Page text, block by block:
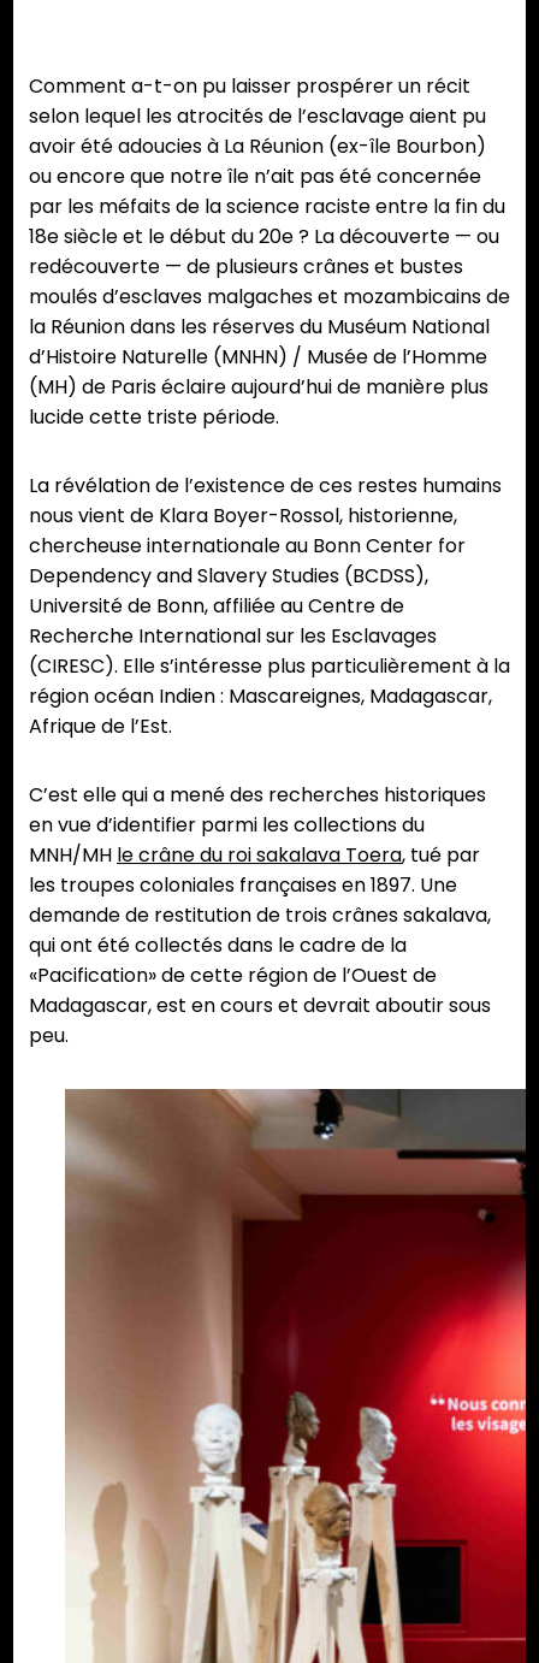
Comment a-t-on pu laisser prospérer un récit
selon lequel les atrocités de l’esclavage aient pu
avoir été adoucies à La Réunion (ex-île Bourbon)
ou encore que notre île n’ait pas été concernée
par les méfaits de la science raciste entre la fin du
18e siècle et le début du 20e ? La découverte — ou
redécouverte — de plusieurs crânes et bustes
moulés d’esclaves malgaches et mozambicains de
la Réunion dans les réserves du Muséum National
d’Histoire Naturelle (MNHN) / Musée de l’Homme
(MH) de Paris éclaire aujourd’hui de manière plus
lucide cette triste période.
La révélation de l’existence de ces restes humains
nous vient de Klara Boyer-Rossol, historienne,
chercheuse internationale au Bonn Center for
Dependency and Slavery Studies (BCDSS),
Université de Bonn, affiliée au Centre de
Recherche International sur les Esclavages
(CIRESC). Elle s’intéresse plus particulièrement à la
région océan Indien : Mascareignes, Madagascar,
Afrique de l’Est.
C’est elle qui a mené des recherches historiques
en vue d’identifier parmi les collections du
MNH/MH le crâne du roi sakalava Toera, tué par
les troupes coloniales françaises en 1897. Une
demande de restitution de trois crânes sakalava,
qui ont été collectés dans le cadre de la
«Pacification» de cette région de l’Ouest de
Madagascar, est en cours et devrait aboutir sous
peu.